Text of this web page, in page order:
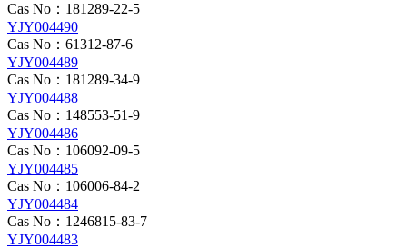
Cas No：181289-22-5
YJY004490
Cas No：61312-87-6
YJY004489
Cas No：181289-34-9
YJY004488
Cas No：148553-51-9
YJY004486
Cas No：106092-09-5
YJY004485
Cas No：106006-84-2
YJY004484
Cas No：1246815-83-7
YJY004483